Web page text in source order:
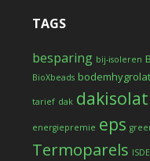
TAGS
besparing bij-isoleren
BioXbeads
tarief dak
energiepremie eps
Termoparels ISDE